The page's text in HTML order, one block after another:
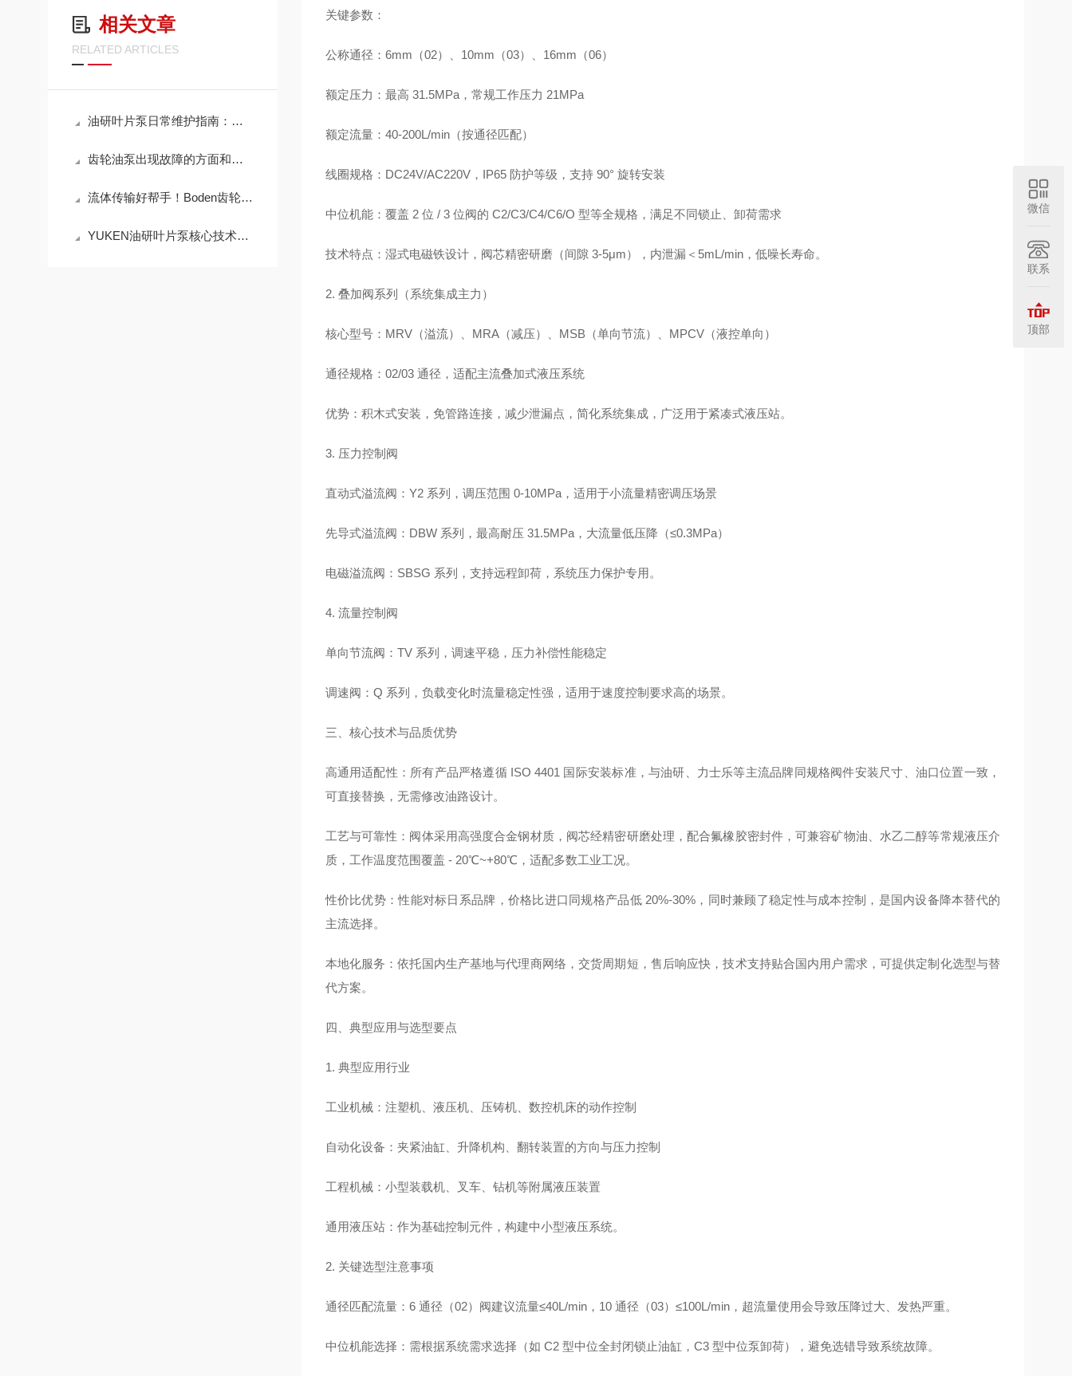
相关文章
RELATED ARTICLES
油研叶片泵日常维护指南：油液选择、滤芯更换周期与使用寿命延长技巧
齿轮油泵出现故障的方面和解决方法
流体传输好帮手！Boden齿轮泵，适配多种粘度介质，输送效率拉满
YUKEN油研叶片泵核心技术解析：如何实现高效稳定的液压动力输出？
关键参数：
公称通径：6mm（02）、10mm（03）、16mm（06）
额定压力：最高 31.5MPa，常规工作压力 21MPa
额定流量：40-200L/min（按通径匹配）
线圈规格：DC24V/AC220V，IP65 防护等级，支持 90° 旋转安装
中位机能：覆盖 2 位 / 3 位阀的 C2/C3/C4/C6/O 型等全规格，满足不同锁止、卸荷需求
技术特点：湿式电磁铁设计，阀芯精密研磨（间隙 3-5μm），内泄漏＜5mL/min，低噪长寿命。
2. 叠加阀系列（系统集成主力）
核心型号：MRV（溢流）、MRA（减压）、MSB（单向节流）、MPCV（液控单向）
通径规格：02/03 通径，适配主流叠加式液压系统
优势：积木式安装，免管路连接，减少泄漏点，简化系统集成，广泛用于紧凑式液压站。
3. 压力控制阀
直动式溢流阀：Y2 系列，调压范围 0-10MPa，适用于小流量精密调压场景
先导式溢流阀：DBW 系列，最高耐压 31.5MPa，大流量低压降（≤0.3MPa）
电磁溢流阀：SBSG 系列，支持远程卸荷，系统压力保护专用。
4. 流量控制阀
单向节流阀：TV 系列，调速平稳，压力补偿性能稳定
调速阀：Q 系列，负载变化时流量稳定性强，适用于速度控制要求高的场景。
三、核心技术与品质优势
高通用适配性：所有产品严格遵循 ISO 4401 国际安装标准，与油研、力士乐等主流品牌同规格阀件安装尺寸、油口位置一致，
可直接替换，无需修改油路设计。
工艺与可靠性：阀体采用高强度合金钢材质，阀芯经精密研磨处理，配合氟橡胶密封件，可兼容矿物油、水乙二醇等常规液压介
质，工作温度范围覆盖 - 20℃~+80℃，适配多数工业工况。
性价比优势：性能对标日系品牌，价格比进口同规格产品低 20%-30%，同时兼顾了稳定性与成本控制，是国内设备降本替代的
主流选择。
本地化服务：依托国内生产基地与代理商网络，交货周期短，售后响应快，技术支持贴合国内用户需求，可提供定制化选型与替
代方案。
四、典型应用与选型要点
1. 典型应用行业
工业机械：注塑机、液压机、压铸机、数控机床的动作控制
自动化设备：夹紧油缸、升降机构、翻转装置的方向与压力控制
工程机械：小型装载机、叉车、钻机等附属液压装置
通用液压站：作为基础控制元件，构建中小型液压系统。
2. 关键选型注意事项
通径匹配流量：6 通径（02）阀建议流量≤40L/min，10 通径（03）≤100L/min，超流量使用会导致压降过大、发热严重。
中位机能选择：需根据系统需求选择（如 C2 型中位全封闭锁止油缸，C3 型中位泵卸荷），避免选错导致系统故障。
微信
联系
顶部